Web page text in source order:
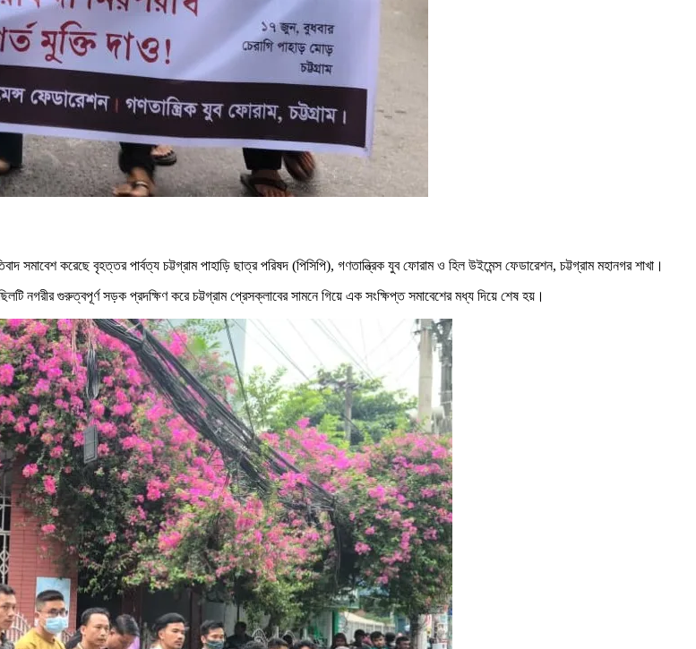
সমাবেশ করেছে বৃহত্তর পার্বত্য চট্টগ্রাম পাহাড়ি ছাত্র পরিষদ (পিসিপি), গণতান্ত্রিক যুব ফোরাম ও হিল উইমেন্স ফেডারেশন, চট্টগ্রাম মহানগর শাখা।
নগরীর গুরুত্বপূর্ণ সড়ক প্রদক্ষিণ করে চট্টগ্রাম প্রেসক্লাবের সামনে গিয়ে এক সংক্ষিপ্ত সমাবেশের মধ্য দিয়ে শেষ হয়।